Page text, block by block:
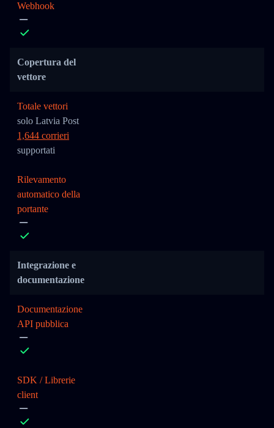
Webhook
Copertura del
vettore
Totale vettori
solo Latvia Post
1,644 corrieri
supportati
Rilevamento
automatico della
portante
Integrazione e
documentazione
Documentazione
API pubblica
SDK / Librerie
client